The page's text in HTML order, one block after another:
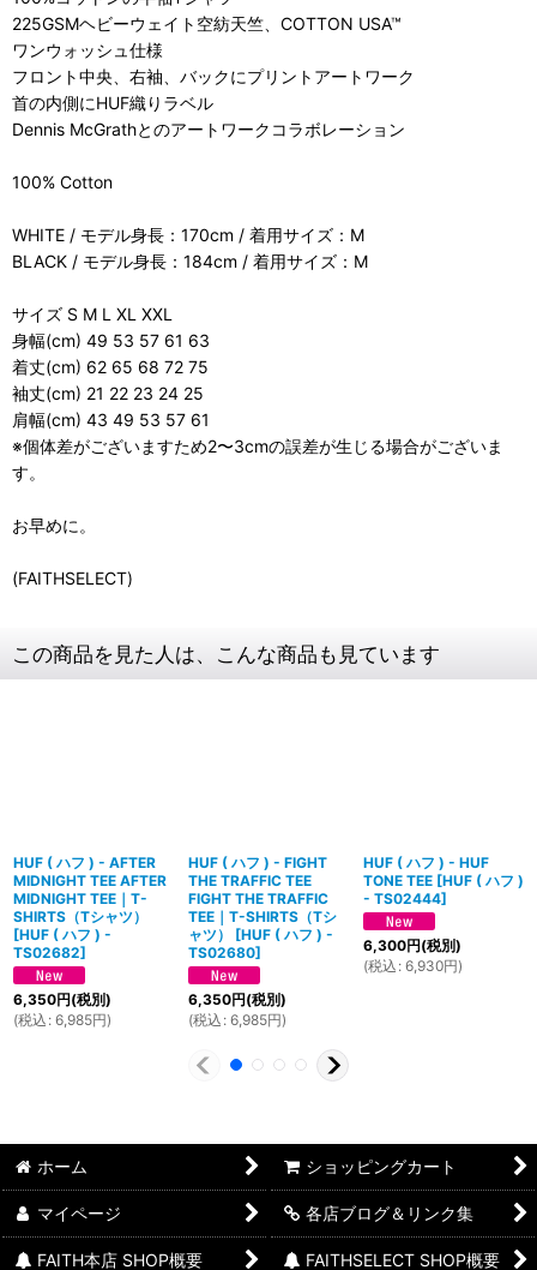
225GSMヘビーウェイト空紡天竺、COTTON USA™
ワンウォッシュ仕様
フロント中央、右袖、バックにプリントアートワーク
首の内側にHUF織りラベル
Dennis McGrathとのアートワークコラボレーション
100% Cotton
WHITE / モデル身長：170cm / 着用サイズ：M
BLACK / モデル身長：184cm / 着用サイズ：M
サイズ S M L XL XXL
身幅(cm) 49 53 57 61 63
着丈(cm) 62 65 68 72 75
袖丈(cm) 21 22 23 24 25
肩幅(cm) 43 49 53 57 61
※個体差がございますため2〜3cmの誤差が生じる場合がございま
す。
お早めに。
(FAITHSELECT)
この商品を見た人は、こんな商品も見ています
HUF ( ハフ ) - AFTER
MIDNIGHT TEE AFTER
MIDNIGHT TEE｜T-
SHIRTS（Tシャツ）
[HUF ( ハフ ) -
TS02682]
6,350円(税別)
(税込 : 6,985円)
HUF ( ハフ ) - FIGHT
THE TRAFFIC TEE
FIGHT THE TRAFFIC
TEE｜T-SHIRTS（Tシ
ャツ）
[HUF ( ハフ ) -
TS02680]
6,350円(税別)
(税込 : 6,985円)
HUF ( ハフ ) - HUF
TONE TEE [HUF ( ハフ )
- TS02444]
6,300円(税別)
(税込 : 6,930円)
ホーム ショッピングカート
マイページ 各店ブログ＆リンク集
FAITH本店 SHOP概要 FAITHSELECT SHOP概要